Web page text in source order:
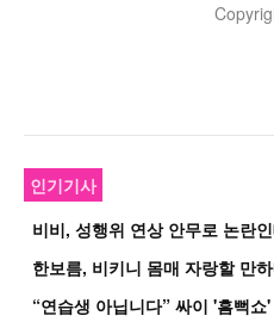
인기기사
한보름, 비키니 몸매 자랑할 만